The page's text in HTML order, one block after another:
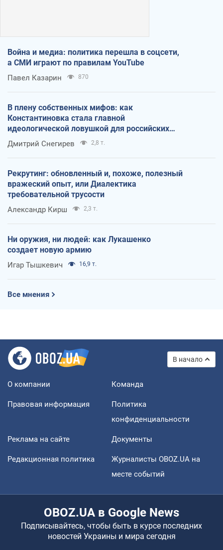
Война и медиа: политика перешла в соцсети,
а СМИ играют по правилам YouTube
Павел Казарин 870
В плену собственных мифов: как
Константиновка стала главной
идеологической ловушкой для российских
оккупантов
Дмитрий Снегирев 2,8 т.
Рекрутинг: обновленный и, похоже, полезный
вражеский опыт, или Диалектика
требовательной трусости
Александр Кирш 2,3 т.
Ни оружия, ни людей: как Лукашенко
создает новую армию
Игар Тышкевич 16,9 т.
Все мнения
В начало
О компании Команда
Правовая информация
Политика
конфиденциальности
Реклама на сайте Документы
Редакционная политика
Журналисты OBOZ.UA на
месте событий
OBOZ.UA в Google News
Подписывайтесь, чтобы быть в курсе последних
новостей Украины и мира сегодня